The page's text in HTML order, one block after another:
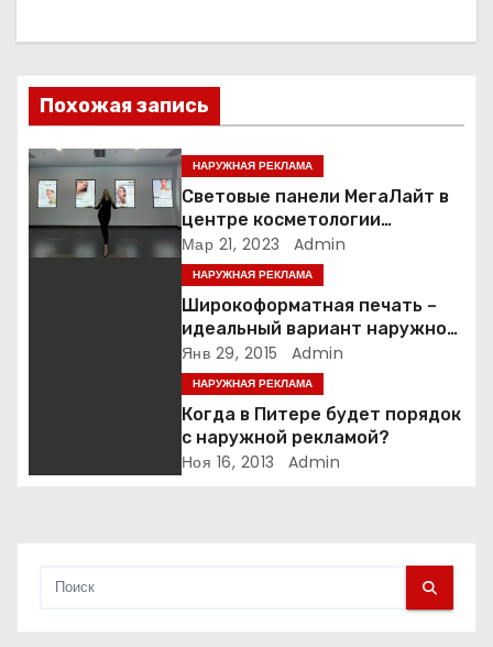
и
я
п
о
с
Похожая запись
НАРУЖНАЯ РЕКЛАМА
Световые панели МегаЛайт в
центре косметологии
Гиалурон бай
Мар 21, 2023 Admin
НАРУЖНАЯ РЕКЛАМА
Широкоформатная печать –
идеальный вариант наружной
рекламы
Янв 29, 2015 Admin
НАРУЖНАЯ РЕКЛАМА
Когда в Питере будет порядок
с наружной рекламой?
Ноя 16, 2013 Admin